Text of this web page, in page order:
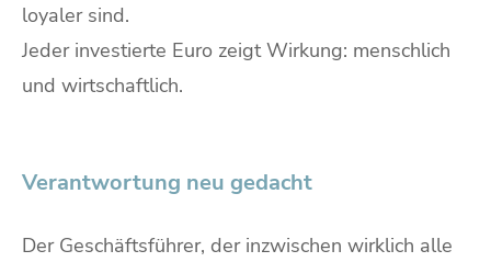
loyaler sind.
Jeder investierte Euro zeigt Wirkung: menschlich
und wirtschaftlich.
Verantwortung neu gedacht
Der Geschäftsführer, der inzwischen wirklich alle